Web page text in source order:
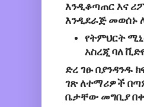
እንዲቆጣጠር እና
እንዲደራጅ መወሰኑ
የትምህርት
አስረጂ ባለ
ድረ ገፁ በያንዳንዱ
ገጽ ለተማሪዎች
ቤታቸው መግቢያ